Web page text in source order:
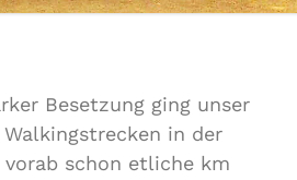
Besetzung ging unser
in der
vorab schon etliche km